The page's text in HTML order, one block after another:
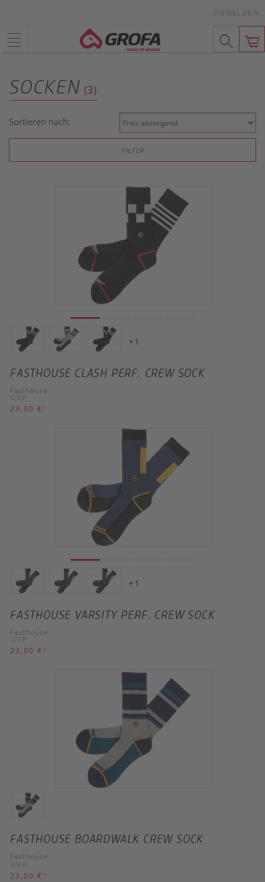
ANMELDEN
SOCKEN (3)
Sortieren nach:
FILTER
+ 1
FASTHOUSE CLASH PERF. CREW SOCK
Fasthouse
UVP
23,00 € *
+ 1
FASTHOUSE VARSITY PERF. CREW SOCK
Fasthouse
UVP
23,00 € *
FASTHOUSE BOARDWALK CREW SOCK
Fasthouse
UVP
23,00 € *